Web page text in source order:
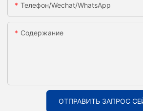
Телефон/Wechat/WhatsApp
Содержание
ОТПРАВИТЬ ЗАПРОС